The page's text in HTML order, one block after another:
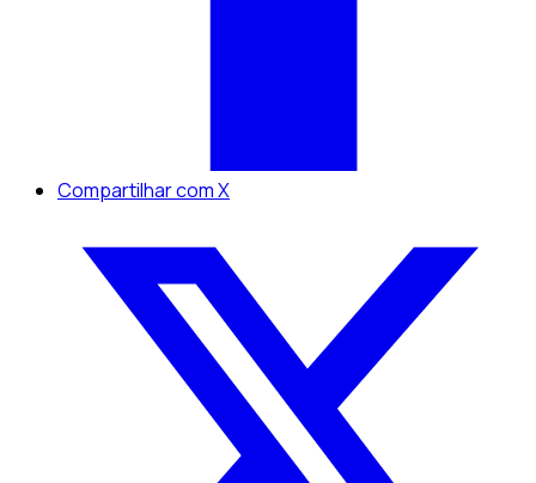
Compartilhar com X